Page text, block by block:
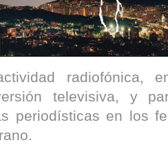
radiofónica,
televisiva, y
periodísticas en los